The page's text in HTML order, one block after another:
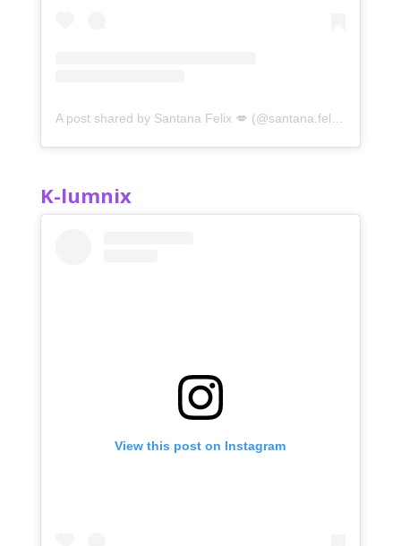
K-lumnix
View this post on Instagram